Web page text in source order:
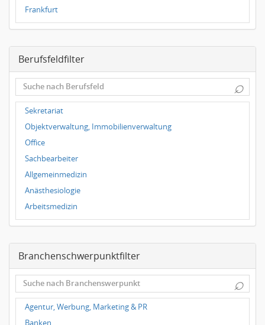
Frankfurt
Dresden
Leipzig
Dortmund
Wuppertal
Hallbergmoos
Würzburg
Grünwald
Ulm
Bielefeld
Hannover
Duisburg
Berufsfeldfilter
⌕
Sekretariat
Objektverwaltung, Immobilienverwaltung
Office
Sachbearbeiter
Allgemeinmedizin
Anästhesiologie
Arbeitsmedizin
Augenheilkunde
Frauenheilkunde, Geburtshilfe
Hals-Nasen-Ohrenheilkunde
Hautkrankheiten, Geschlechtskrankheiten
Hygienemedizin, Umweltmedizin
Innere Medizin
Branchenschwerpunktfilter
⌕
Agentur, Werbung, Marketing & PR